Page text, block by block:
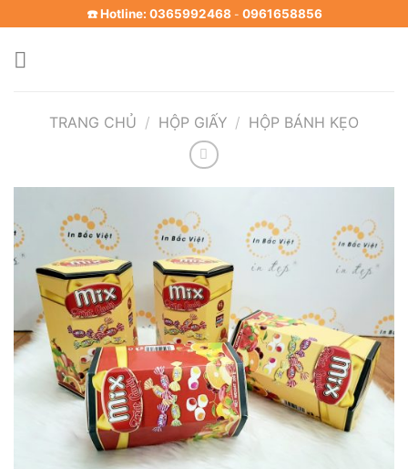
to
content
☎️ Hotline: 0365992468 - 0961658856
TRANG CHỦ / HỘP GIẤY / HỘP BÁNH KẸO